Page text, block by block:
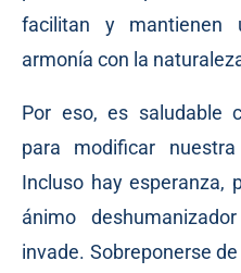
facilitan y mantienen
armonía con la
Por eso, es saludable
para modificar
Incluso hay esperanza,
ánimo
invade. Sobreponerse